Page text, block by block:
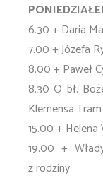
6.30 + Daria
7.00 + Józefa
8.00 + Paweł
8.30 O bł.
Klemensa
15.00 + Helena
19.00 +
z rodziny